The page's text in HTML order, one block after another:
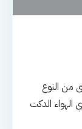
من النوع
الدكت